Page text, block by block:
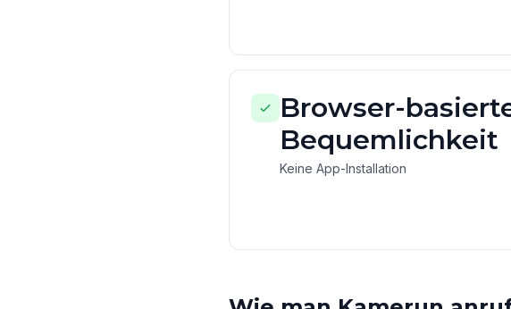
Browser-
Bequemlichkeit
Keine App-Installation